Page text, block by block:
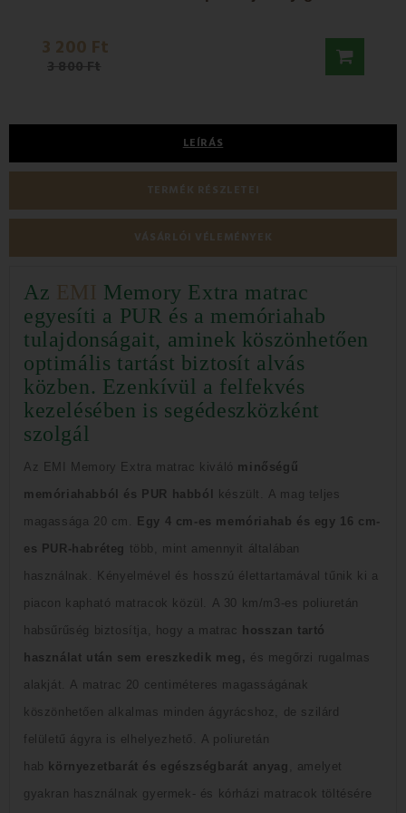
3 200 Ft
3 800 Ft
LEÍRÁS
TERMÉK RÉSZLETEI
VÁSÁRLÓI VÉLEMÉNYEK
Az EMI Memory Extra matrac
egyesíti a PUR és a memóriahab
tulajdonságait, aminek köszönhetően
optimális tartást biztosít alvás
közben. Ezenkívül a felfekvés
kezelésében is segédeszközként
szolgál
Az EMI M emory Extra matrac kiváló minőségű
memóriahabból és PUR habból
készült. A mag teljes
magassága 20 cm.
Egy 4 cm-es memóriahab és egy 16 cm-
es PUR-habréteg több, mint amennyit általában
használnak.
Kényelmével és hosszú élettartamával tűnik ki a
piacon kapható matracok közül. A 30 km/m3-es poliuretán
habsűrűség biztosítja, hogy a matrac
hosszan tartó
használat után sem ereszkedik meg, és megőrzi rugalmas
alakját. A matrac 20 centiméteres magasságának
köszönhetően alkalmas minden ágyrácshoz, de szilárd
felületű ágyra is elhelyezhető. A poliuretán
hab környezetbarát és egészségbarát anyag
, amelyet
gyakran használnak gyermek- és kórházi matracok töltésére